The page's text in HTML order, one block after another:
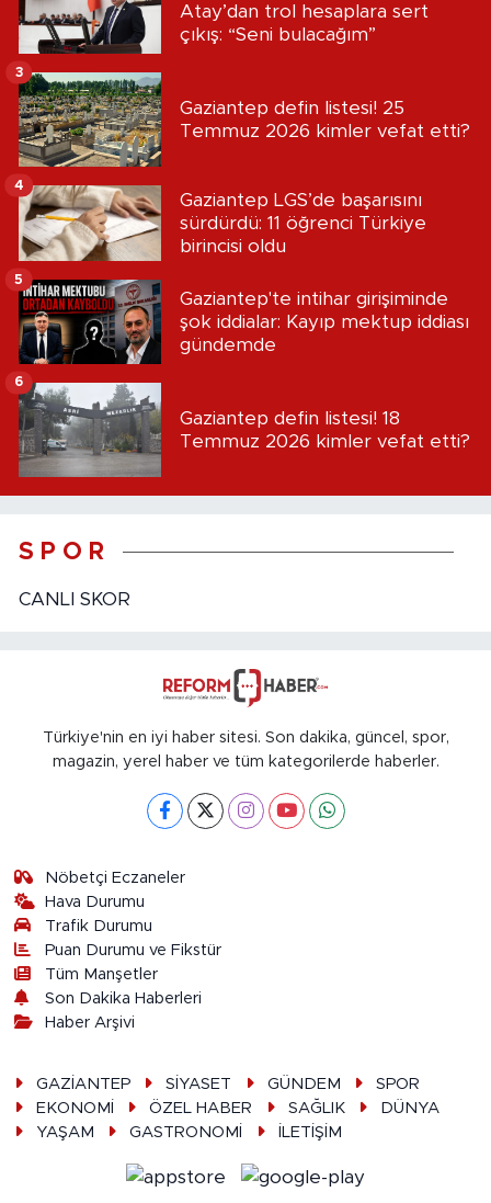
Atay’dan trol hesaplara sert
çıkış: “Seni bulacağım”
Gaziantep defin listesi! 25
Temmuz 2026 kimler vefat etti?
3
Gaziantep LGS’de başarısını
sürdürdü: 11 öğrenci Türkiye
birincisi oldu
4
Gaziantep'te intihar girişiminde
şok iddialar: Kayıp mektup iddiası
gündemde
5
Gaziantep defin listesi! 18
Temmuz 2026 kimler vefat etti?
6
S P O R
CANLI SKOR
Türkiye'nin en iyi haber sitesi. Son dakika, güncel, spor,
magazin, yerel haber ve tüm kategorilerde haberler.
Nöbetçi Eczaneler
Hava Durumu
Trafik Durumu
Puan Durumu ve Fikstür
Tüm Manşetler
Son Dakika Haberleri
Haber Arşivi
GAZİANTEP SİYASET GÜNDEM
SPOR
EKONOMİ
ÖZEL HABER SAĞLIK
DÜNYA
YAŞAM
GASTRONOMİ İLETİŞİM